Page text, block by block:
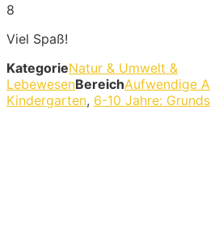
8
Viel Spaß!
KategorieNatur & Umwelt &
LebewesenBereichAufwendige
Kindergarten, 6-10 Jahre: